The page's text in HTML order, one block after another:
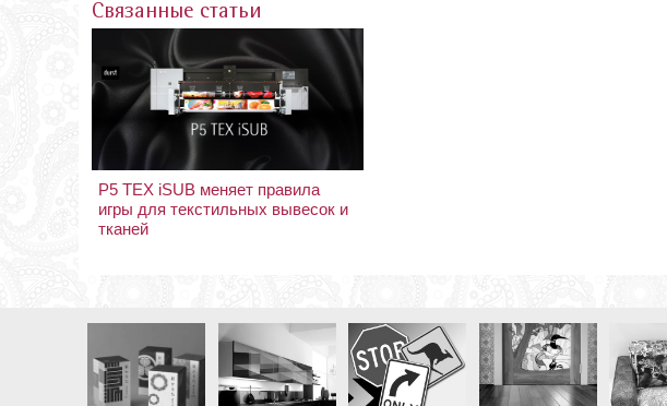
Связанные статьи
P5 TEX iSUB меняет правила
игры для текстильных вывесок и
тканей